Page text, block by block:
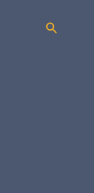
Suchen